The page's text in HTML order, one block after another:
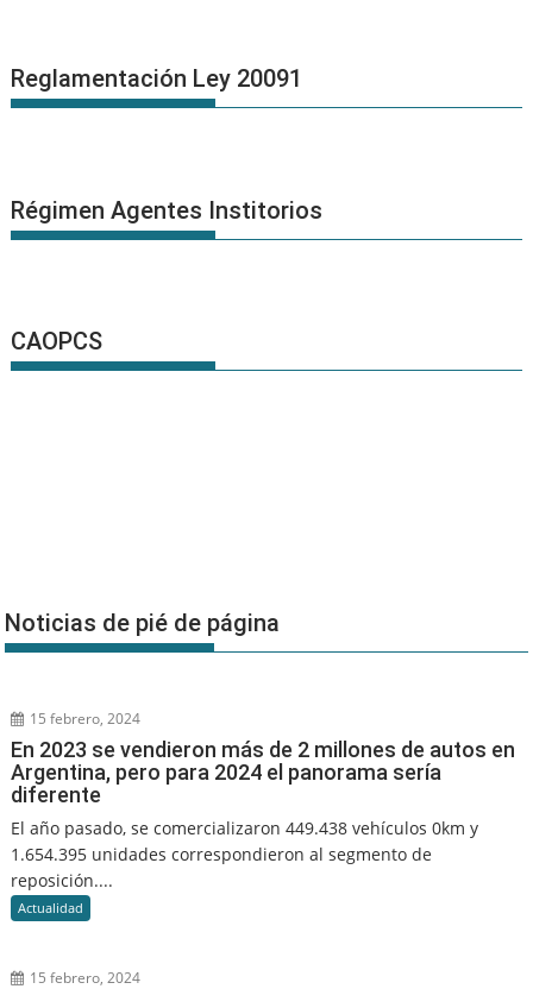
Reglamentación Ley 20091
Régimen Agentes Institorios
CAOPCS
Noticias de pié de página
15 febrero, 2024
En 2023 se vendieron más de 2 millones de autos en
Argentina, pero para 2024 el panorama sería
diferente
El año pasado, se comercializaron 449.438 vehículos 0km y
1.654.395 unidades correspondieron al segmento de
reposición....
Actualidad
15 febrero, 2024